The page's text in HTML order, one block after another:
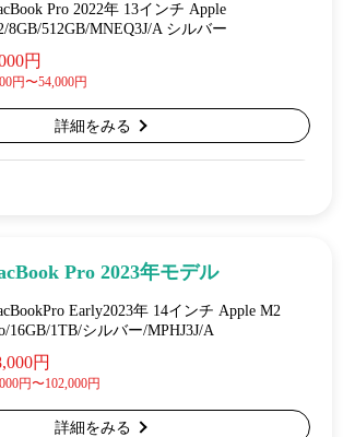
Pro 2022年 13インチ Apple
8GB/512GB/MNEQ3J/A シルバー
円
円〜54,000円
詳細をみる
Pro 2023年モデル
Early2023年 14インチ Apple M2
16GB/1TB/シルバー/MPHJ3J/A
円
円〜102,000円
詳細をみる